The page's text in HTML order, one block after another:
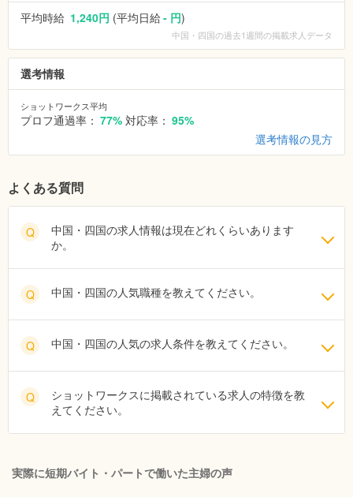
平均時給 1,240円 (平均日給 - 円)
中国・四国の過去1週間の掲載求人データ
選考情報
ショットワークス平均
プロフ通過率： 77% 対応率： 95%
選考情報の見方
よくある質問
Q
中国・四国の求人情報は現在どれくらいあります
か。
Q 中国・四国の人気職種を教えてください。
Q 中国・四国の人気の求人条件を教えてください。
Q
ショットワークスに掲載されている求人の特徴を教
えてください。
実際に短期バイト・パートで働いた主婦の声